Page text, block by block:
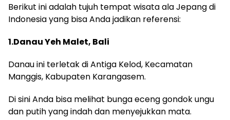
Berikut ini adalah tujuh tempat wisata ala Jepang di
Indonesia yang bisa Anda jadikan referensi:
1.Danau Yeh Malet, Bali
Danau ini terletak di Antiga Kelod, Kecamatan
Manggis, Kabupaten Karangasem.
Di sini Anda bisa melihat bunga eceng gondok ungu
dan putih yang indah dan menyejukkan mata.